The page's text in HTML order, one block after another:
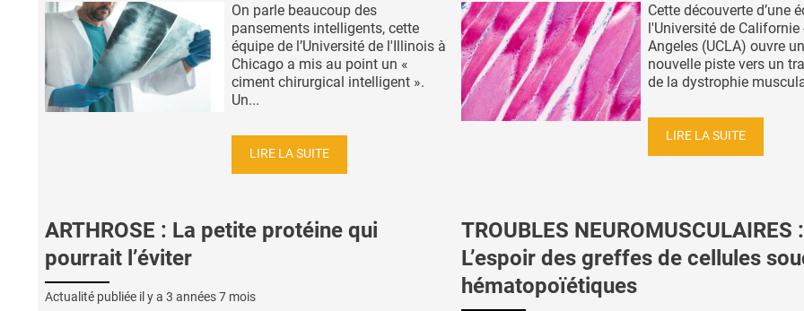
On parle beaucoup des
pansements intelligents, cette
équipe de l’Université de l'Illinois à
Chicago a mis au point un «
ciment chirurgical intelligent ».
Un...
LIRE LA SUITE
Cette découverte d’une
l'Université de Californie
Angeles (UCLA) ouvre
nouvelle piste vers un
de la dystrophie
LIRE LA SUITE
ARTHROSE : La petite protéine qui
pourrait l’éviter
Actualité publiée il y a 3 années 7 mois
TROUBLES NEUROMUSCULAIRES :
L’espoir des greffes de cellules
hématopoïétiques